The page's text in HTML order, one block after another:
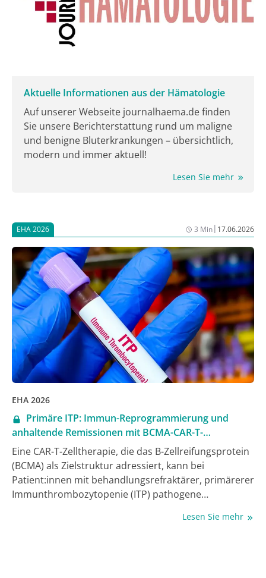
Aktuelle Informationen aus der Hämatologie
Auf unserer Webseite journalhaema.de finden
Sie unsere Berichterstattung rund um maligne
und benigne Bluterkrankungen – übersichtlich,
modern und immer aktuell!
Lesen Sie mehr
EHA 2026 3 Min| 17.06.2026
EHA 2026
Primäre ITP: Immun-Reprogrammierung und
anhaltende Remissionen mit BCMA-CAR-T-
Zelltherapie
Eine CAR-T-Zelltherapie, die das B-Zellreifungsprotein
(BCMA) als Zielstruktur adressiert, kann bei
Patient:innen mit behandlungsrefraktärer, primärerer
Immunthrombozytopenie (ITP) pathogene
umprogrammieren und anhaltende Remissionen
Lesen Sie mehr